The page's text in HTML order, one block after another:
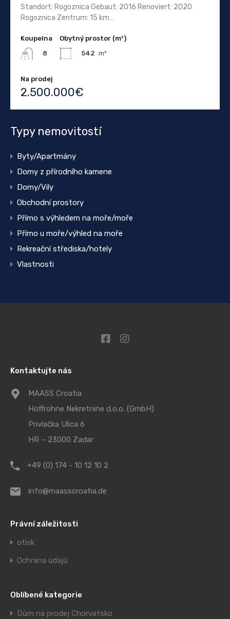
Standort: Rogoznica Gebaut: 2016 Renoviert: 2020
Rogoznica Zentrum: 15 km…
Koupelna
8
Obytný prostor (m²)
542 m²
Na prodej
2.500.000€
Typy nemovitostí
Byty/Apartmány
Domy z přírodního kamene
Domy/Vily
Obchodní prostory
Přímo s výhledem na moře/moře
Přímo u moře/výhled na moře
Rekreační střediska/hotely
Vlastnosti
Kontaktujte nás
MAASS Croatia
Hoffrohne Nekretnine d.o.o. (GmbH)
Privlačka Ulica 6
HR – 23000 Zadar
+49 (0) 174 - 10 12 10 2
info@maasscroatia.de
Právní záležitosti
otisk
Ochrana údajů
Oblíbené kategorie
Dům na prodej Chorvatsko